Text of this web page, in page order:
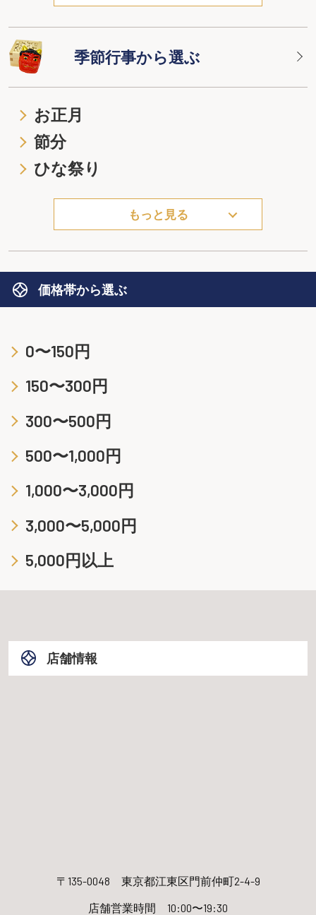
季節行事から選ぶ
お正月
節分
ひな祭り
もっと見る
価格帯から選ぶ
0〜150円
150〜300円
300〜500円
500〜1,000円
1,000〜3,000円
3,000〜5,000円
5,000円以上
店舗情報
〒135-0048 東京都江東区門前仲町2-4-9
店舗営業時間 10:00〜19:30